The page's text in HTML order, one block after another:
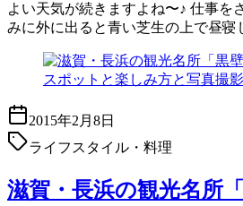
よい天気が続きますよね〜♪ 仕事を
みに外に出ると青い芝生の上で昼
2015年2月8日
ライフスタイル・料理
滋賀・長浜の観光名所